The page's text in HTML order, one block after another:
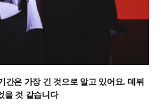
간은 가장 긴 것으로 알고 있어요. 데뷔
을 것 같습니다